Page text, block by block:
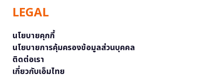
LEGAL
นโยบายคุกกี้
นโยบายการคุ้มครองข้อมูลส่วนบุคคล
ติดต่อเรา
เกี่ยวกับเอ็มไทย